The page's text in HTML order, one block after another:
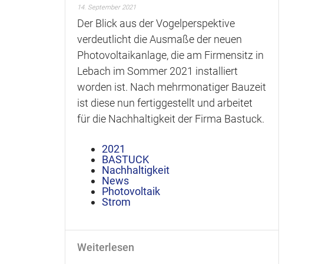
14. September 2021
Der Blick aus der Vogelperspektive
verdeutlicht die Ausmaße der neuen
Photovoltaikanlage, die am Firmensitz in
Lebach im Sommer 2021 installiert
worden ist. Nach mehrmonatiger Bauzeit
ist diese nun fertiggestellt und arbeitet
für die Nachhaltigkeit der Firma Bastuck.
2021
BASTUCK
Nachhaltigkeit
News
Photovoltaik
Strom
Weiterlesen